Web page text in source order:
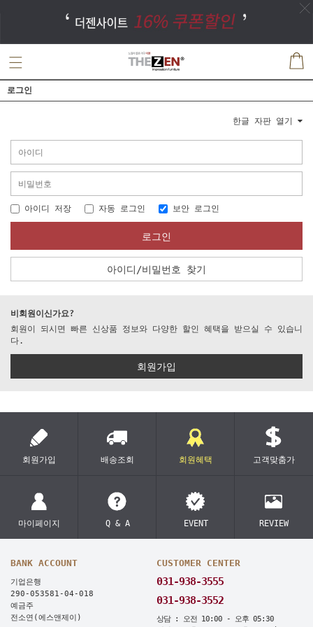
로그인
한글 자판 열기
아이디 저장 자동 로그인 보안 로그인
로그인
아이디/비밀번호 찾기
비회원이신가요?
회원이 되시면 빠른 신상품 정보와 다양한 할인 혜택을 받으실 수 있습니
다.
회원가입
회원가입 배송조회 회원혜택 고객맞춤가
마이페이지 Q & A EVENT REVIEW
BANK ACCOUNT
기업은행
290-053581-04-018
예금주
전소연(에스앤제이)
CUSTOMER CENTER
031-938-3555
031-938-3552
상담 : 오전 10:00 - 오후 05:30